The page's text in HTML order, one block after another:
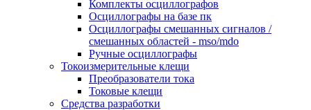
Комплекты осциллографов
Осциллографы на базе пк
Осциллографы смешанных сигналов /
смешанных областей - mso/mdo
Ручные осциллографы
Токоизмерительные клещи
Преобразователи тока
Токовые клещи
Средства разработки